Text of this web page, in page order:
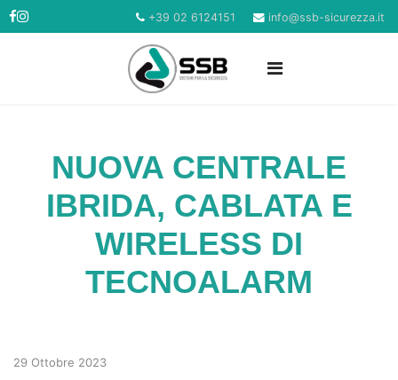
+39 02 6124151 info@ssb-sicurezza.it
NUOVA CENTRALE
IBRIDA, CABLATA E
WIRELESS DI
TECNOALARM
29 Ottobre 2023